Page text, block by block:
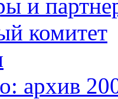
и
комитет
архив